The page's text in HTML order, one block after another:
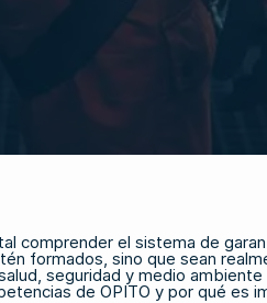
comprender el sistema de
formados, sino que sean
seguridad y medio
de OPITO y por qué es